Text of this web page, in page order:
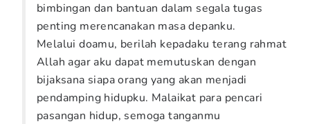
bimbingan dan bantuan dalam segala tugas
penting merencanakan masa depanku.
Melalui doamu, berilah kepadaku terang rahmat
Allah agar aku dapat memutuskan dengan
bijaksana siapa orang yang akan menjadi
pendamping hidupku. Malaikat para pencari
pasangan hidup, semoga tanganmu